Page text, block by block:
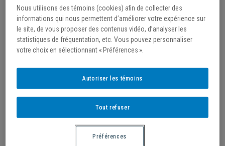
OFFRE D’EMPLOI : ENTRAÎNEUR.SE
ADJOINT.E EN VOLLEYBALL FÉMININ
Nous utilisons des témoins (cookies) afin de collecter des
informations qui nous permettent d’améliorer votre expérience sur
le site, de vous proposer des contenus vidéo, d’analyser les
statistiques de fréquentation, etc. Vous pouvez personnaliser
votre choix en sélectionnant « Préférences ».
Tout refuser
Autoriser les témoins
Préférences